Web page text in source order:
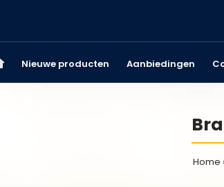
Nieuwe producten Aanbiedingen
Home